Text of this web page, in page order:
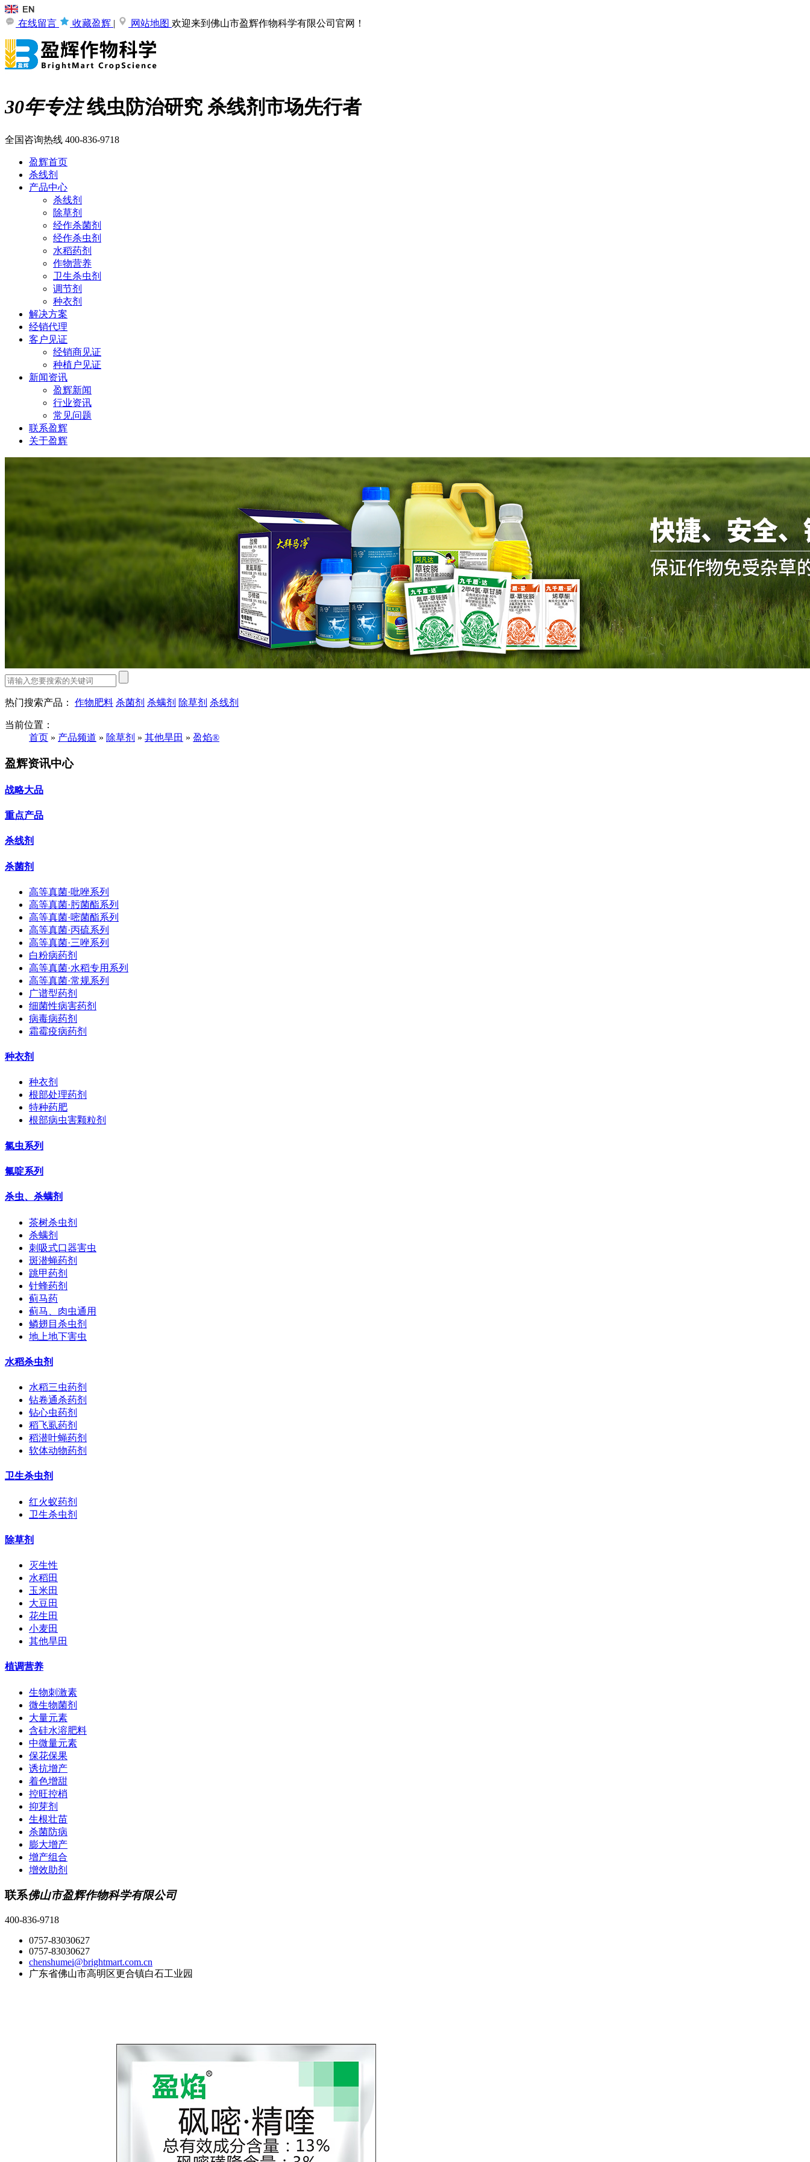
在线留言 收藏盈辉 | 网站地图 欢迎来到佛山市盈辉作物科学有限公司官网！
30年专注线虫防治研究 杀线剂市场先行者
全国咨询热线 400-836-9718
盈辉首页
杀线剂
产品中心
杀线剂
除草剂
经作杀菌剂
经作杀虫剂
水稻药剂
作物营养
卫生杀虫剂
调节剂
种衣剂
解决方案
经销代理
客户见证
经销商见证
种植户见证
新闻资讯
盈辉新闻
行业资讯
常见问题
联系盈辉
关于盈辉
热门搜索产品： 作物肥料 杀菌剂 杀螨剂 除草剂 杀线剂
当前位置：
首页 » 产品频道 » 除草剂 » 其他旱田 » 盈焰®
盈辉资讯中心
战略大品
重点产品
杀线剂
杀菌剂
高等真菌·吡唑系列
高等真菌·肟菌酯系列
高等真菌·嘧菌酯系列
高等真菌·丙硫系列
高等真菌·三唑系列
白粉病药剂
高等真菌·水稻专用系列
高等真菌·常规系列
广谱型药剂
细菌性病害药剂
病毒病药剂
霜霉疫病药剂
种衣剂
种衣剂
根部处理药剂
特种药肥
根部病虫害颗粒剂
氯虫系列
氟啶系列
杀虫、杀螨剂
茶树杀虫剂
杀螨剂
刺吸式口器害虫
斑潜蝇药剂
跳甲药剂
针蜂药剂
蓟马药
蓟马、肉虫通用
鳞翅目杀虫剂
地上地下害虫
水稻杀虫剂
水稻三虫药剂
钻卷通杀药剂
钻心虫药剂
稻飞虱药剂
稻潜叶蝇药剂
软体动物药剂
卫生杀虫剂
红火蚁药剂
卫生杀虫剂
除草剂
灭生性
水稻田
玉米田
大豆田
花生田
小麦田
其他旱田
植调营养
生物刺激素
微生物菌剂
大量元素
含硅水溶肥料
中微量元素
保花保果
诱抗增产
着色增甜
控旺控梢
抑芽剂
生根壮苗
杀菌防病
膨大增产
增产组合
增效助剂
联系佛山市盈辉作物科学有限公司
400-836-9718
0757-83030627
0757-83030627
chenshumei@brightmart.com.cn
广东省佛山市高明区更合镇白石工业园